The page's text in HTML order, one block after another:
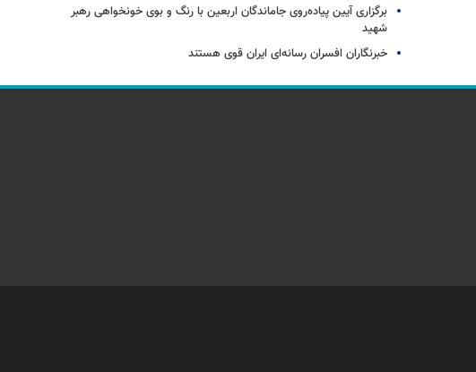
برگزاری آیین پیاده‌روی جاماندگان اربعین با رنگ و بوی خونخواهی رهبر
شهید
خبرنگاران افسران رسانه‌ای ایران قوی هستند